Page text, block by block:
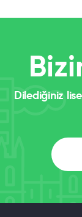
Dilediğiniz